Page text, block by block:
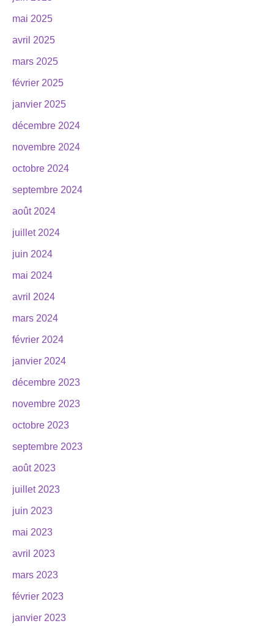
mai 2025
avril 2025
mars 2025
février 2025
janvier 2025
décembre 2024
novembre 2024
octobre 2024
septembre 2024
août 2024
juillet 2024
juin 2024
mai 2024
avril 2024
mars 2024
février 2024
janvier 2024
décembre 2023
novembre 2023
octobre 2023
septembre 2023
août 2023
juillet 2023
juin 2023
mai 2023
avril 2023
mars 2023
février 2023
janvier 2023